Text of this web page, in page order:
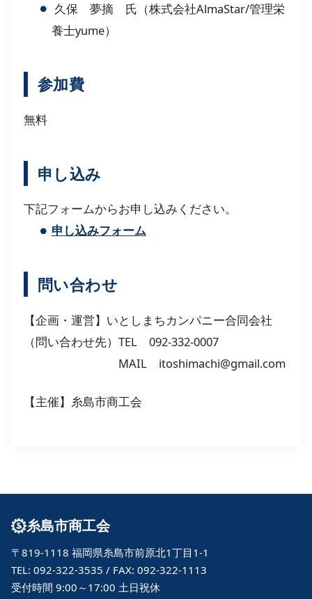
久保 夢摘 氏（株式会社AlmaStar/管理栄
養士yume）
参加費
無料
申し込み
下記フォームからお申し込みください。
申し込みフォーム
問い合わせ
【企画・運営】いとしまちカンパニー合同会社
（問い合わせ先）TEL 092-332-0007
MAIL itoshimachi@gmail.com
【主催】糸島市商工会
糸島市商工会
〒819-1118 福岡県糸島市前原北1丁目1-1
TEL: 092-322-3535 / FAX: 092-322-1113
受付時間 9:00～17:00 土日祝休